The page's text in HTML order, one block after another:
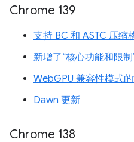
Chrome 139
支持 BC 和 ASTC 压缩
新增了“核心功能和限
WebGPU 兼容性模式
Dawn 更新
Chrome 138